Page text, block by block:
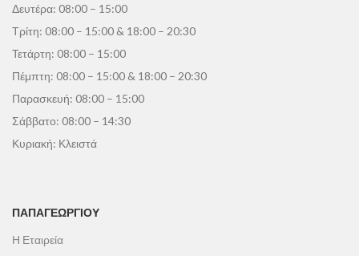
Δευτέρα: 08:00 – 15:00
Τρίτη: 08:00 – 15:00 & 18:00 – 20:30
Τετάρτη: 08:00 – 15:00
Πέμπτη: 08:00 – 15:00 & 18:00 – 20:30
Παρασκευή: 08:00 – 15:00
Σάββατο: 08:00 – 14:30
Κυριακή: Κλειστά
ΠΑΠΑΓΕΩΡΓΊΟΥ
Η Εταιρεία